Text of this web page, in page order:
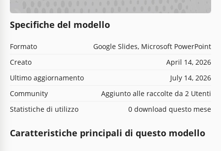
Specifiche del modello
Formato
Google Slides, Microsoft PowerPoint
Creato
April 14, 2026
Ultimo aggiornamento
July 14, 2026
Community
Aggiunto alle raccolte da 2 Utenti
Statistiche di utilizzo
0 download questo mese
Caratteristiche principali di questo modello